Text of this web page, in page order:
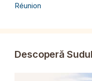
Réunion
Descoperă